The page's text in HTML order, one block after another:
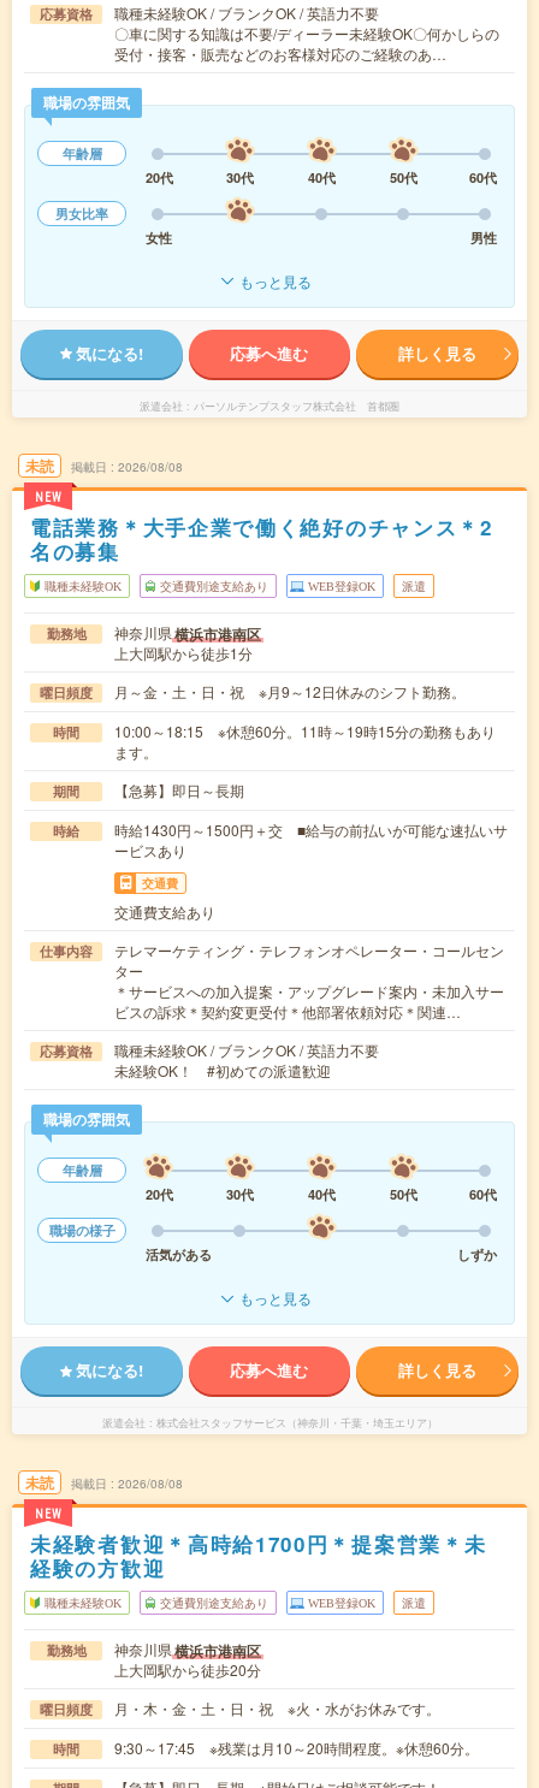
応募資格
職種未経験OK / ブランクOK / 英語力不要
〇車に関する知識は不要/ディーラー未経験OK〇何かしらの
受付・接客・販売などのお客様対応のご経験のあ…
職場の雰囲気
年齢層
20代
30代 40代 50代
60代
男女比率
女性
男性
もっと見る
気になる! 応募へ進む 詳しく見る
派遣会社 パーソルテンプスタッフ株式会社 首都圏
未読
NEW
掲載日 2026/08/08
電話業務＊大手企業で働く絶好のチャンス＊2
名の募集
職種未経験OK 交通費別途支給あり WEB登録OK 派遣
勤務地 神奈川県横浜市港南区
上大岡駅から徒歩1分
曜日頻度 月～金・土・日・祝 ※月9～12日休みのシフト勤務。
時間
10:00～18:15 ※休憩60分。11時～19時15分の勤務もあり
ます。
期間 【急募】即日～長期
時給
時給1430円～1500円＋交 ■給与の前払いが可能な速払いサ
ービスあり
交通費
交通費支給あり
仕事内容
テレマーケティング・テレフォンオペレーター・コールセン
ター
＊サービスへの加入提案・アップグレード案内・未加入サー
ビスの訴求＊契約変更受付＊他部署依頼対応＊関連…
応募資格
職種未経験OK / ブランクOK / 英語力不要
未経験OK！ #初めての派遣歓迎
職場の雰囲気
年齢層
20代
30代 40代 50代
60代
職場の様子
活気がある
しずか
もっと見る
気になる! 応募へ進む 詳しく見る
派遣会社 株式会社スタッフサービス（神奈川・千葉・埼玉エリア）
未読
NEW
掲載日 2026/08/08
未経験者歓迎＊高時給1700円＊提案営業＊未
経験の方歓迎
職種未経験OK 交通費別途支給あり WEB登録OK 派遣
勤務地 神奈川県横浜市港南区
上大岡駅から徒歩20分
曜日頻度 月・木・金・土・日・祝 ※火・水がお休みです。
時間 9:30～17:45 ※残業は月10～20時間程度。※休憩60分。